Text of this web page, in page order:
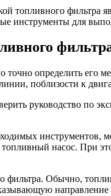
топливного
инструменты для
определить
поблизости к
руководство по
инструментов,
насос. При
фильтра. Обычно,
направление